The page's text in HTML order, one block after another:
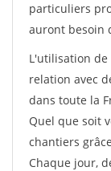
particuliers
auront besoin
L'utilisation
relation avec
dans toute la
Quel que soit
chantiers
Chaque jour,